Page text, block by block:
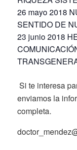
26 mayo 2018
SENTIDO DE
23 junio 2018
Si te interesa
enviamos la
completa.